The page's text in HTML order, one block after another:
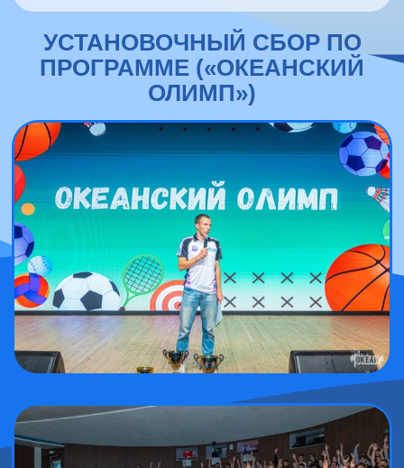
УСТАНОВОЧНЫЙ СБОР ПО
ПРОГРАММЕ («ОКЕАНСКИЙ
ОЛИМП»)